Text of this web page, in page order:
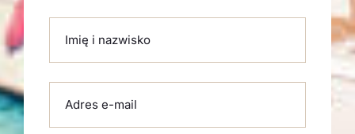
Imię i nazwisko
Adres e-mail